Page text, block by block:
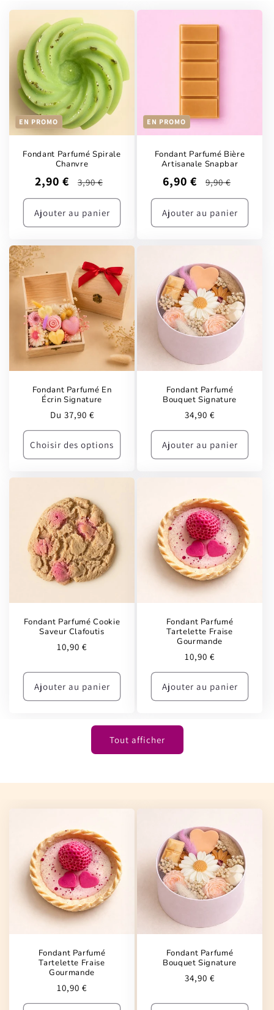
EN PROMO
Fondant Parfumé Spirale
Chanvre
Prix
2,90 €
Prix
3,90 €
Ajouter au panier
EN PROMO
Fondant Parfumé Bière
Artisanale Snapbar
Prix
6,90 €
Prix
9,90 €
Ajouter au panier
Fondant Parfumé En
Écrin Signature
Prix
habituel
Du 37,90 €
Choisir des options
Fondant Parfumé
Bouquet Signature
Prix
habituel
34,90 €
Ajouter au panier
Fondant Parfumé Cookie
Saveur Clafoutis
Prix
10,90 €
Ajouter au panier
Fondant Parfumé
Tartelette Fraise
Gourmande
Prix
habituel
10,90 €
Ajouter au panier
Tout afficher
Fondant Parfumé
Tartelette Fraise
Gourmande
Prix
habituel
10,90 €
Fondant Parfumé
Bouquet Signature
Prix
34,90 €